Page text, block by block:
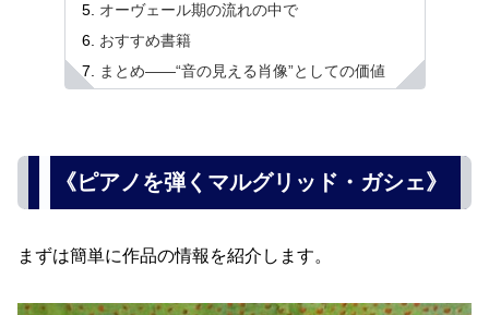
オーヴェール期の流れの中で
おすすめ書籍
まとめ――“音の見える肖像”としての価値
《ピアノを弾くマルグリッド・ガシェ》
まずは簡単に作品の情報を紹介します。